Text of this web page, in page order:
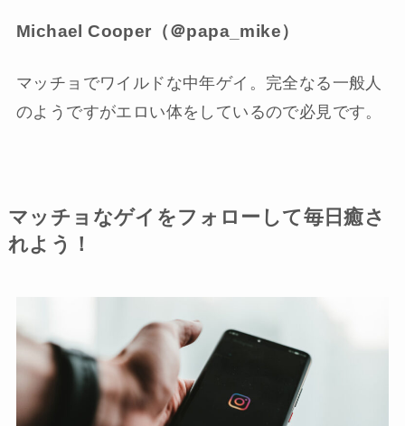
Michael Cooper（＠papa_mike）
マッチョでワイルドな中年ゲイ。完全なる一般人
のようですがエロい体をしているので必見です。
マッチョなゲイをフォローして毎日癒さ
れよう！